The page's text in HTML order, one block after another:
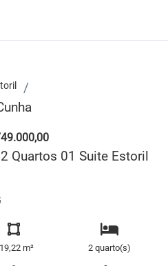
Quartos 01 Suite Estoril
m² 2 quarto(s)